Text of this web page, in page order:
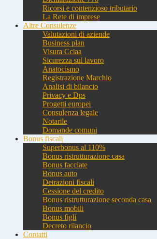
Ricorsi e contenzioso tributario
La Rete di imprese
Altre Consulenze
Valutazioni di aziende
Business plan
Visura Cciaa
Sicurezza sul lavoro
Anatocismo
Registrazione Marchio
Analisi di bilancio
Privacy e Dps
Progetti europei
Consulenza legale
Notarile
Domande comuni
Bonus fiscali
Superbonus al 110%
Bonus ristrutturazione casa
Bonus facciate
Bonus auto
Detrazioni fiscali
Cessione del credito
Bonus ristrutturazione seconda casa
Bonus mobili
Bonus figli
Decreto rilancio
Contatti